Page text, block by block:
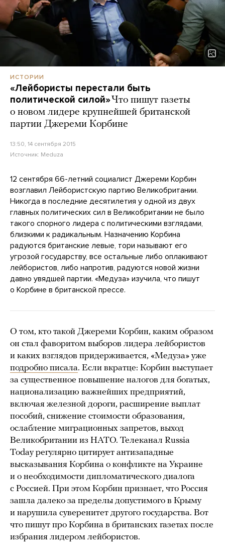
ИСТОРИИ
«Лейбористы перестали быть
политической силой»Что пишут газеты
о новом лидере крупнейшей британской
партии Джереми Корбине
13:50, 14 сентября 2015
Источник: Meduza
12 сентября 66-летний социалист Джереми Корбин
возглавил Лейбористскую партию Великобритании.
Никогда в последние десятилетия у одной из двух
главных политических сил в Великобритании не было
такого спорного лидера с политическими взглядами,
близкими к радикальным. Назначению Корбина
радуются британские левые, тори называют его
угрозой государству, все остальные либо оплакивают
лейбористов, либо напротив, радуются новой жизни
давно увядшей партии. «Медуза» изучила, что пишут
о Корбине в британской прессе.
О том, кто такой Джереми Корбин, каким образом
он стал фаворитом выборов лидера лейбористов
и каких взглядов придерживается, «Медуза» уже
подробно писала. Если вкратце: Корбин выступает
за существенное повышение налогов для богатых,
национализацию важнейших предприятий,
включая железной дороги, расширение выплат
пособий, снижение стоимости образования,
ослабление миграционных запретов, выход
Великобритании из НАТО. Телеканал Russia
Today регулярно цитирует антизападные
высказывания Корбина о конфликте на Украине
и о необходимости дипломатического диалога
с Россией. При этом Корбин признает, что Россия
зашла далеко за пределы допустимого в Крыму
и нарушила суверенитет другого государства. Вот
что пишут про Корбина в британских газетах после
избрания лидером лейбористов.